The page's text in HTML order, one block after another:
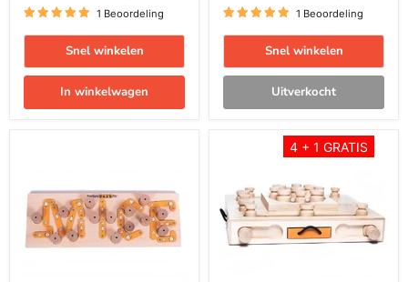
1 Beoordeling
Snel winkelen
In winkelwagen
1 Beoordeling
Snel winkelen
Uitverkocht
MICE
Hondenpuzzel
4 + 1 GRATIS
Turtle
-
Hondenpuzzel